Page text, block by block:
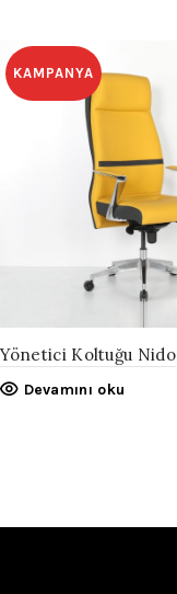
KAMPANYA
Yönetici Koltuğu Nido
Devamını oku